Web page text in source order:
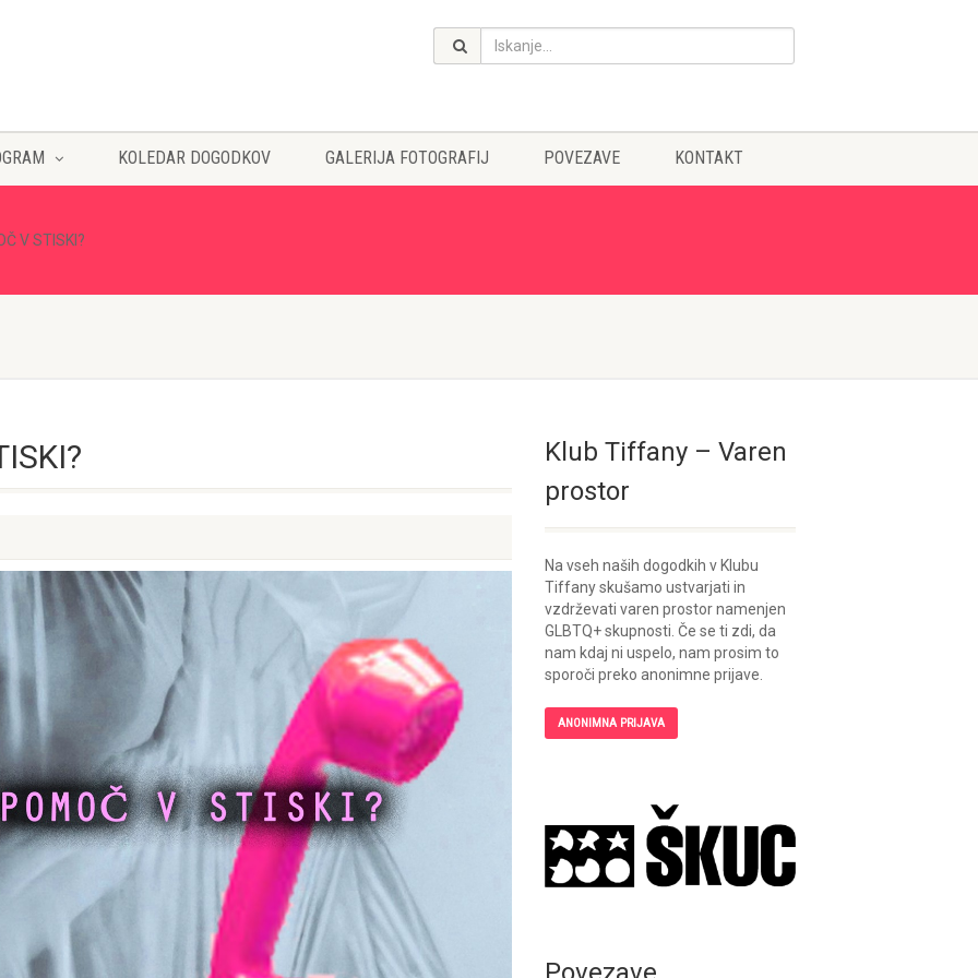
KOLEDAR DOGODKOV GALERIJA FOTOGRAFIJ POVEZAVE KONTAKT
V STISKI?
Klub Tiffany – Varen
prostor
Na vseh naših dogodkih v Klubu
Tiffany skušamo ustvarjati in
vzdrževati varen prostor namenjen
GLBTQ+ skupnosti. Če se ti zdi, da
nam kdaj ni uspelo, nam prosim to
sporoči preko anonimne prijave.
ANONIMNA PRIJAVA